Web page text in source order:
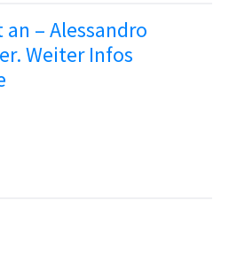
– Alessandro
Weiter Infos